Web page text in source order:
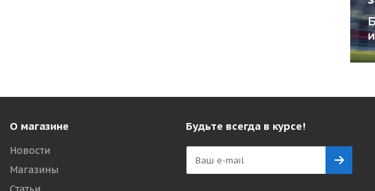
О магазине
Новости
Магазины
Будьте всегда в курсе!